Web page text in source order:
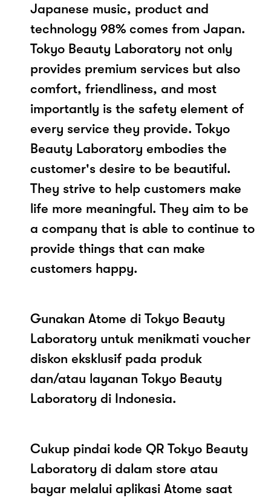
Japanese music, product and
technology 98% comes from Japan.
Tokyo Beauty Laboratory not only
provides premium services but also
comfort, friendliness, and most
importantly is the safety element of
every service they provide. Tokyo
Beauty Laboratory embodies the
customer's desire to be beautiful.
They strive to help customers make
life more meaningful. They aim to be
a company that is able to continue to
provide things that can make
customers happy.
Gunakan Atome di Tokyo Beauty
Laboratory untuk menikmati voucher
diskon eksklusif pada produk
dan/atau layanan Tokyo Beauty
Laboratory di Indonesia.
Cukup pindai kode QR Tokyo Beauty
Laboratory di dalam store atau
bayar melalui aplikasi Atome saat